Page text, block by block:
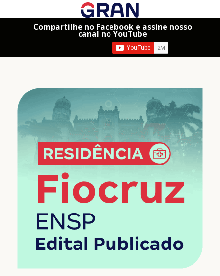
Compartilhe no Facebook e assine nosso
canal no YouTube